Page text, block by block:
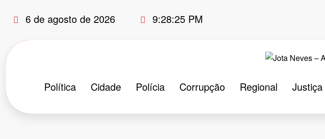
para
conteúdo
6 de agosto de 2026 9:28:26 PM
Política Cidade Polícia Corrupção Regional Justiça